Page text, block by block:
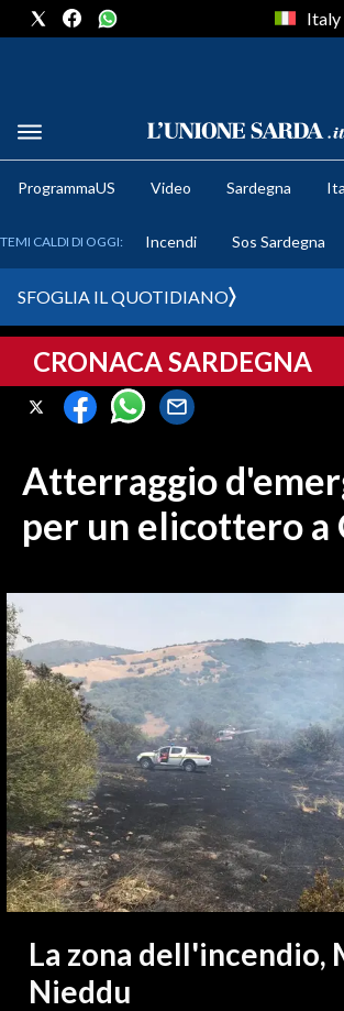
METEO
CRONACA SARDEGNA
CAGLIARI
SULCIS IGLESIENTE
MEDIO CAMPIDANO
ORISTANO E PROVINCIA
NUORO E PROVINCIA
OGLIASTRA
AGENDA
CRONACA
ITALIA
MONDO
POLITICA
SERVIZI ALLE IMPRESE
Italy
ProgrammaUS Video Sardegna
TEMI CALDI DI OGGI: Incendi Sos Sardegna
SFOGLIA IL QUOTIDIANO
CRONACA SARDEGNA
Atterraggio
per un elicottero a
La zona dell'incendio,
Nieddu